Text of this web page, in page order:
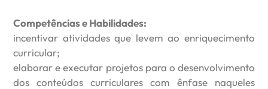
Competências e Habilidades:
incentivar atividades que levem ao enriquecimento
curricular;
elaborar e executar projetos para o desenvolvimento
dos conteúdos curriculares com ênfase naqueles